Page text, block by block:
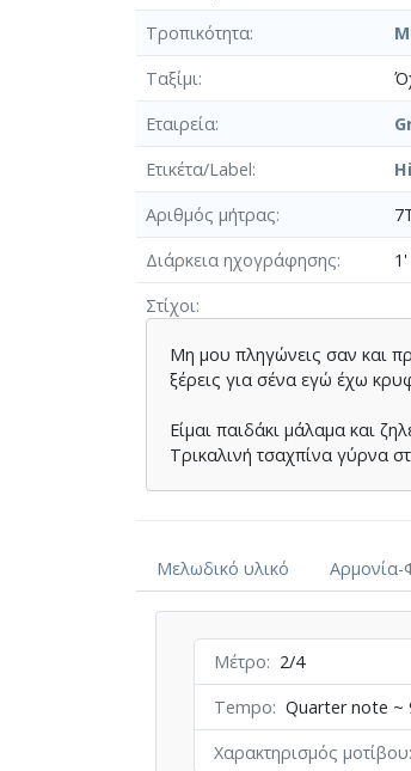
Τροπικότητα
Ταξίμι
Εταιρεία
Ετικέτα/Label
Αριθμός μήτρας
Διάρκεια ηχογράφησης
Στίχοι
Μη μου πληγώνεις σαν και
ξέρεις για σένα εγώ έχω
Είμαι παιδάκι μάλαμα και
Τρικαλινή τσαχπίνα γύρνα
Μελωδικό υλικό
Μέτρο
2/4
Tempo
Quarter note ~
Χαρακτηρισμός μοτίβου